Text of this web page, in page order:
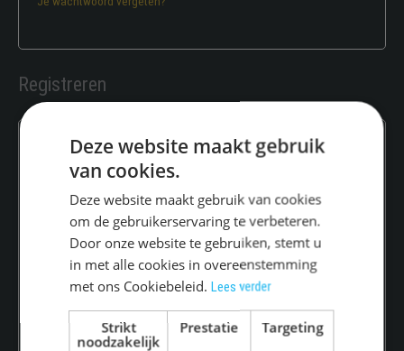
Registreren
E-mailadres*Vereist
Er wordt een link om een nieuw wachtwoord in te stellen naar je e-
mailadres verzonden.
Je persoonlijke gegevens worden gebruikt om je ervaring op deze
site te ondersteunen, om toegang tot je account te beheren en
voor andere doeleinden zoals omschreven in onzeprivacybeleid
Deze website maakt gebruik
van cookies.
Deze website maakt gebruik van cookies
om de gebruikerservaring te verbeteren.
Door onze website te gebruiken, stemt u
in met alle cookies in overeenstemming
met ons Cookiebeleid.Lees verder
Strikt
noodzakelijk
Prestatie Targeting